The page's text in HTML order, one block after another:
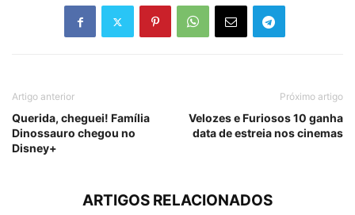
Artigo anterior
Querida, cheguei! Família
Dinossauro chegou no
Disney+
Próximo artigo
Velozes e Furiosos 10 ganha
data de estreia nos cinemas
ARTIGOS RELACIONADOS